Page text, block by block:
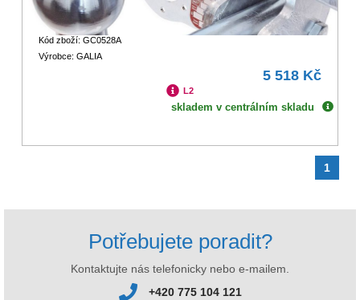
Kód zboží: GC0528A
Výrobce: GALIA
5 518 Kč
L2
skladem v centrálním skladu
1
Potřebujete poradit?
Kontaktujte nás telefonicky nebo e-mailem.
+420 775 104 121